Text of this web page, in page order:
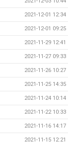
2021-12-01 12:34
2021-12-01 09:25
2021-11-29 12:41
2021-11-27 09:33
2021-11-26 10:27
2021-11-25 14:35
2021-11-24 10:14
2021-11-22 10:33
2021-11-16 14:17
2021-11-15 12:21